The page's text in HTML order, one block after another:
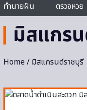
ทำนายฝัน ตรวจหวย
มิสแกร
Home/ มิสแกรนด์ราชบุรี